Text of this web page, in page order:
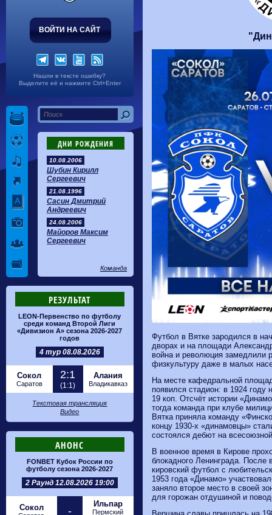
ВОЙТИ НА САЙТ
Нашли в тексте ошибку?
Выделите её и нажмите Ctrl+Enter
ДНИ РОЖДЕНИЯ
10.08.2006
Шубин Кирилл
Сергеевич
21.08.1996
Сасин Дмитрий
Андреевич
24.08.2006
Майоров Максим
Сергеевич
Команда
РЕЗУЛЬТАТ
LEON-Первенство по футболу
среди команд Второй Лиги
«Дивизион А» сезона 2026-2027
годов
4 тур 08.08.2026
Сокол
Саратов
2:1
(1:1)
Алания
Владикавказ
Текстовая трансляция
Видео
АНОНС
FONBET Кубок России по
футболу сезона 2026-2027
2 Раунд 12.08.2026 19:00
Сокол -
Ильпар
Пермский
Футбол в Вятке зародился в
дворах и на площади
война и революция замедлили
физкультуру даже в малых
На месте кафедральной
появился стадион: в 1924 году
19 коп. Отсчёт истории
тогда команда при клубе
Вятка приняла команду
концу 1930‑х «динамовцы»
состоялся дебют на
В военное время в Кирове
блокадного Ленинграда.
кировский футбол с
1953 года «Динамо»
заняло второе место в своей
для горожан отдушиной и